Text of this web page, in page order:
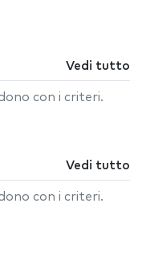
Vedi tutto
con i criteri.
Vedi tutto
con i criteri.